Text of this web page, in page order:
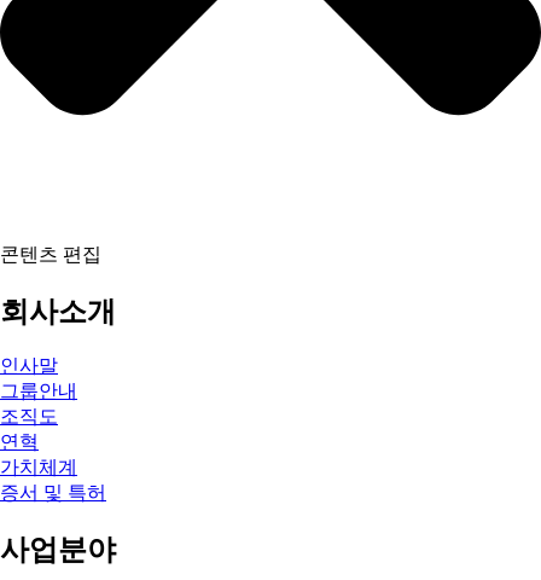
콘텐츠 편집
회사소개
인사말
그룹안내
조직도
연혁
가치체계
증서 및 특허
사업분야